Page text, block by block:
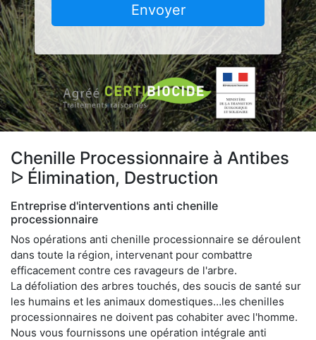
Envoyer
Chenille Processionnaire à Antibes
ᐅ Élimination, Destruction
Entreprise d'interventions anti chenille
processionnaire
Nos opérations anti chenille processionnaire se déroulent
dans toute la région, intervenant pour combattre
efficacement contre ces ravageurs de l'arbre.
La défoliation des arbres touchés, des soucis de santé sur
les humains et les animaux domestiques…les chenilles
processionnaires ne doivent pas cohabiter avec l'homme.
Nous vous fournissons une opération intégrale anti